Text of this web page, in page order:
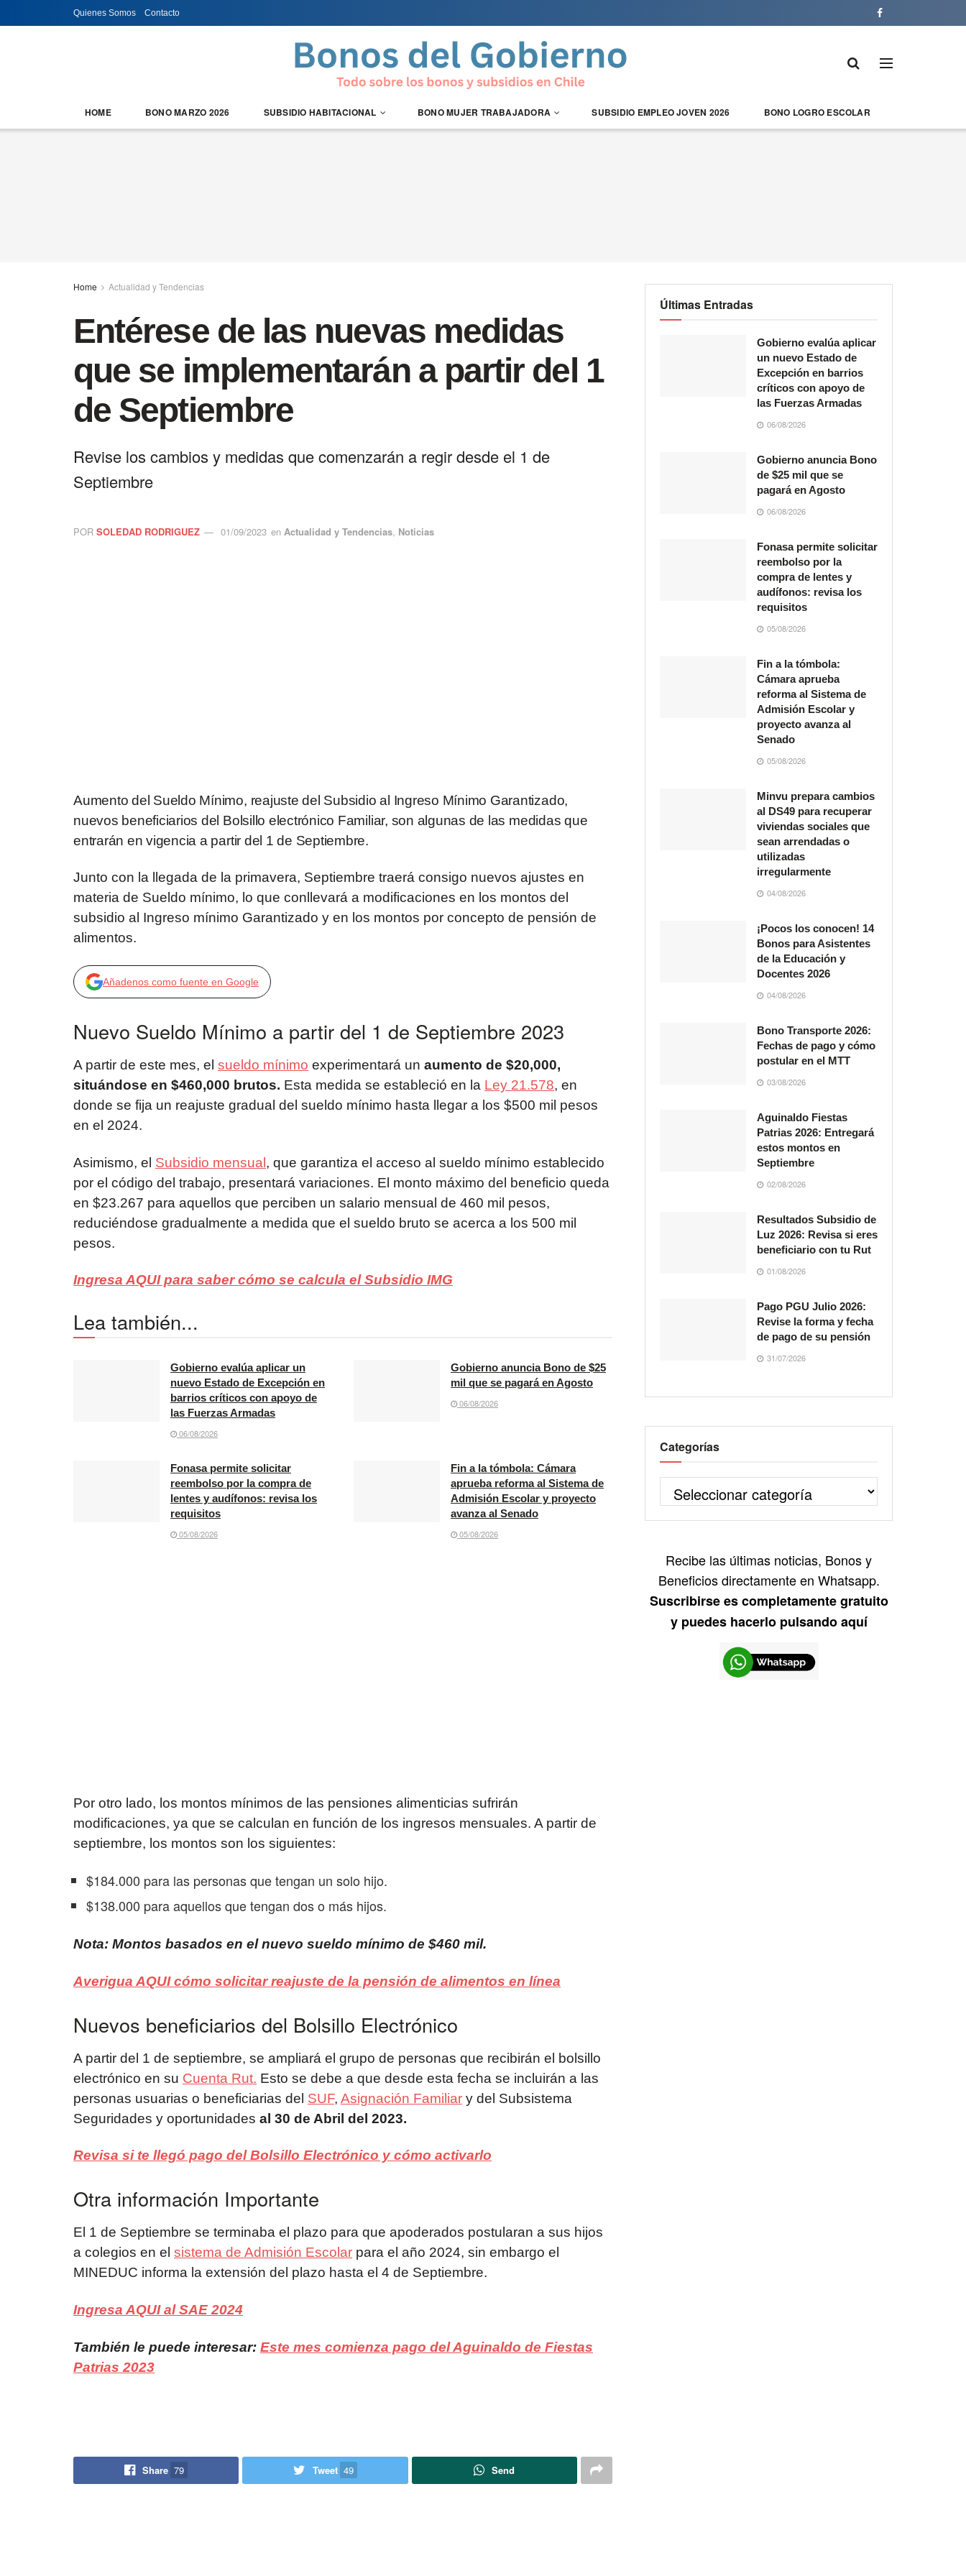
Quienes Somos Contacto
HOME BONO MARZO 2026 SUBSIDIO HABITACIONAL BONO MUJER TRABAJADORA SUBSIDIO EMPLEO JOVEN 2026 BONO LOGRO ESCOLAR
Home Actualidad y Tendencias
Entérese de las nuevas medidas
que se implementarán a partir del 1
de Septiembre
Revise los cambios y medidas que comenzarán a regir desde el 1 de
Septiembre
POR SOLEDAD RODRIGUEZ 01/09/2023 en Actualidad y Tendencias, Noticias
Aumento del Sueldo Mínimo, reajuste del Subsidio al Ingreso Mínimo Garantizado,
nuevos beneficiarios del Bolsillo electrónico Familiar, son algunas de las medidas que
entrarán en vigencia a partir del 1 de Septiembre.
Junto con la llegada de la primavera, Septiembre traerá consigo nuevos ajustes en
materia de Sueldo mínimo, lo que conllevará a modificaciones en los montos del
subsidio al Ingreso mínimo Garantizado y en los montos por concepto de pensión de
alimentos.
Añadenos como fuente en Google
Nuevo Sueldo Mínimo a partir del 1 de Septiembre 2023
A partir de este mes, el sueldo mínimo experimentará un aumento de $20,000,
situándose en $460,000 brutos. Esta medida se estableció en la Ley 21.578, en
donde se fija un reajuste gradual del sueldo mínimo hasta llegar a los $500 mil pesos
en el 2024.
Asimismo, el Subsidio mensual, que garantiza el acceso al sueldo mínimo establecido
por el código del trabajo, presentará variaciones. El monto máximo del beneficio queda
en $23.267 para aquellos que perciben un salario mensual de 460 mil pesos,
reduciéndose gradualmente a medida que el sueldo bruto se acerca a los 500 mil
pesos.
Ingresa AQUI para saber cómo se calcula el Subsidio IMG
Lea también...
Gobierno evalúa aplicar un
nuevo Estado de Excepción en
barrios críticos con apoyo de
las Fuerzas Armadas
06/08/2026
Gobierno anuncia Bono de $25
mil que se pagará en Agosto
06/08/2026
Fonasa permite solicitar
reembolso por la compra de
lentes y audífonos: revisa los
requisitos
05/08/2026
Fin a la tómbola: Cámara
aprueba reforma al Sistema de
Admisión Escolar y proyecto
avanza al Senado
05/08/2026
Por otro lado, los montos mínimos de las pensiones alimenticias sufrirán
modificaciones, ya que se calculan en función de los ingresos mensuales. A partir de
septiembre, los montos son los siguientes:
$184.000 para las personas que tengan un solo hijo.
$138.000 para aquellos que tengan dos o más hijos.
Nota: Montos basados en el nuevo sueldo mínimo de $460 mil.
Averigua AQUI cómo solicitar reajuste de la pensión de alimentos en línea
Nuevos beneficiarios del Bolsillo Electrónico
A partir del 1 de septiembre, se ampliará el grupo de personas que recibirán el bolsillo
electrónico en su Cuenta Rut. Esto se debe a que desde esta fecha se incluirán a las
personas usuarias o beneficiarias del SUF, Asignación Familiar y del Subsistema
Seguridades y oportunidades al 30 de Abril del 2023.
Revisa si te llegó pago del Bolsillo Electrónico y cómo activarlo
Otra información Importante
El 1 de Septiembre se terminaba el plazo para que apoderados postularan a sus hijos
a colegios en el sistema de Admisión Escolar para el año 2024, sin embargo el
MINEDUC informa la extensión del plazo hasta el 4 de Septiembre.
Ingresa AQUI al SAE 2024
También le puede interesar: Este mes comienza pago del Aguinaldo de Fiestas
Patrias 2023
Share 79 Tweet 49 Send
Últimas Entradas
Gobierno evalúa aplicar
un nuevo Estado de
Excepción en barrios
críticos con apoyo de
las Fuerzas Armadas
06/08/2026
Gobierno anuncia Bono
de $25 mil que se
pagará en Agosto
06/08/2026
Fonasa permite solicitar
reembolso por la
compra de lentes y
audífonos: revisa los
requisitos
05/08/2026
Fin a la tómbola:
Cámara aprueba
reforma al Sistema de
Admisión Escolar y
proyecto avanza al
Senado
05/08/2026
Minvu prepara cambios
al DS49 para recuperar
viviendas sociales que
sean arrendadas o
utilizadas
irregularmente
04/08/2026
¡Pocos los conocen! 14
Bonos para Asistentes
de la Educación y
Docentes 2026
04/08/2026
Bono Transporte 2026:
Fechas de pago y cómo
postular en el MTT
03/08/2026
Aguinaldo Fiestas
Patrias 2026: Entregará
estos montos en
Septiembre
02/08/2026
Resultados Subsidio de
Luz 2026: Revisa si eres
beneficiario con tu Rut
01/08/2026
Pago PGU Julio 2026:
Revise la forma y fecha
de pago de su pensión
31/07/2026
Categorías
Recibe las últimas noticias, Bonos y
Beneficios directamente en Whatsapp.
Suscribirse es completamente gratuito
y puedes hacerlo pulsando aquí